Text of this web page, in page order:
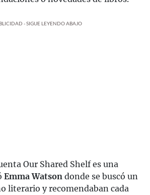
- SIGUE LEYENDO ABAJO
Our Shared Shelf es una
Emma Watson donde se buscó un
literario y recomendaban cada